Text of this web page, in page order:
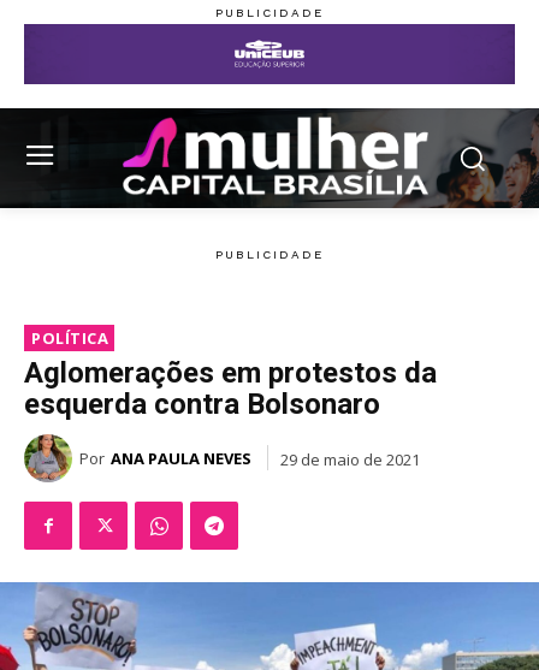
POLÍTICA
Aglomerações em protestos da
esquerda contra Bolsonaro
Por ANA PAULA NEVES 29 de maio de 2021